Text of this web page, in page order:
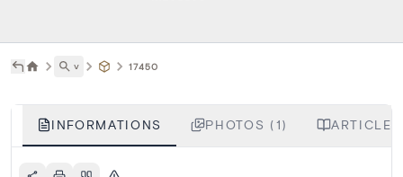
˅ 17450
INFORMATIONS PHOTOS (1)